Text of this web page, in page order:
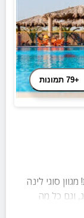
+79 תמונות
סוגי לינה
וגם כל מה
בריכה, חוף ים